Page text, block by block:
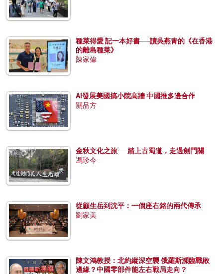
種菜得愛 記一本好書──讀吳燕青的《在香港
的離島種菜》
陳家偉
AI發展美國搞小院高牆 中國推多邊合作
關品方
金秋文化之旅──踏上古蜀道，走過劍門關
馮珍今
從顧生岳到沈平：一個座右銘的兩代傳承
劉家美
陳文鴻教授：北約縱深空襲 俄羅斯瀕臨戰敗
邊緣？中國零部件能左右戰局走向？